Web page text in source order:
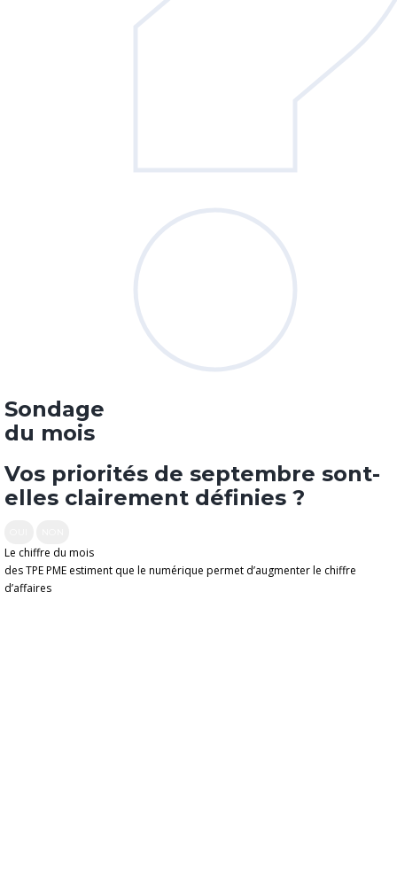
Sondage
du mois
Vos priorités de septembre sont-
elles clairement définies ?
Le chiffre du mois
des TPE PME estiment que le numérique permet d’augmenter le chiffre
d’affaires